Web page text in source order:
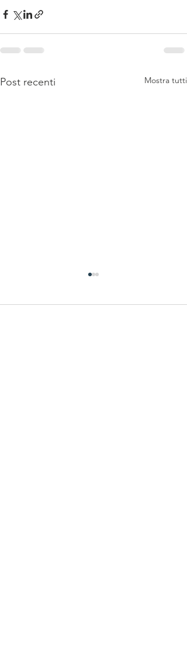
Post recenti Mostra tutti